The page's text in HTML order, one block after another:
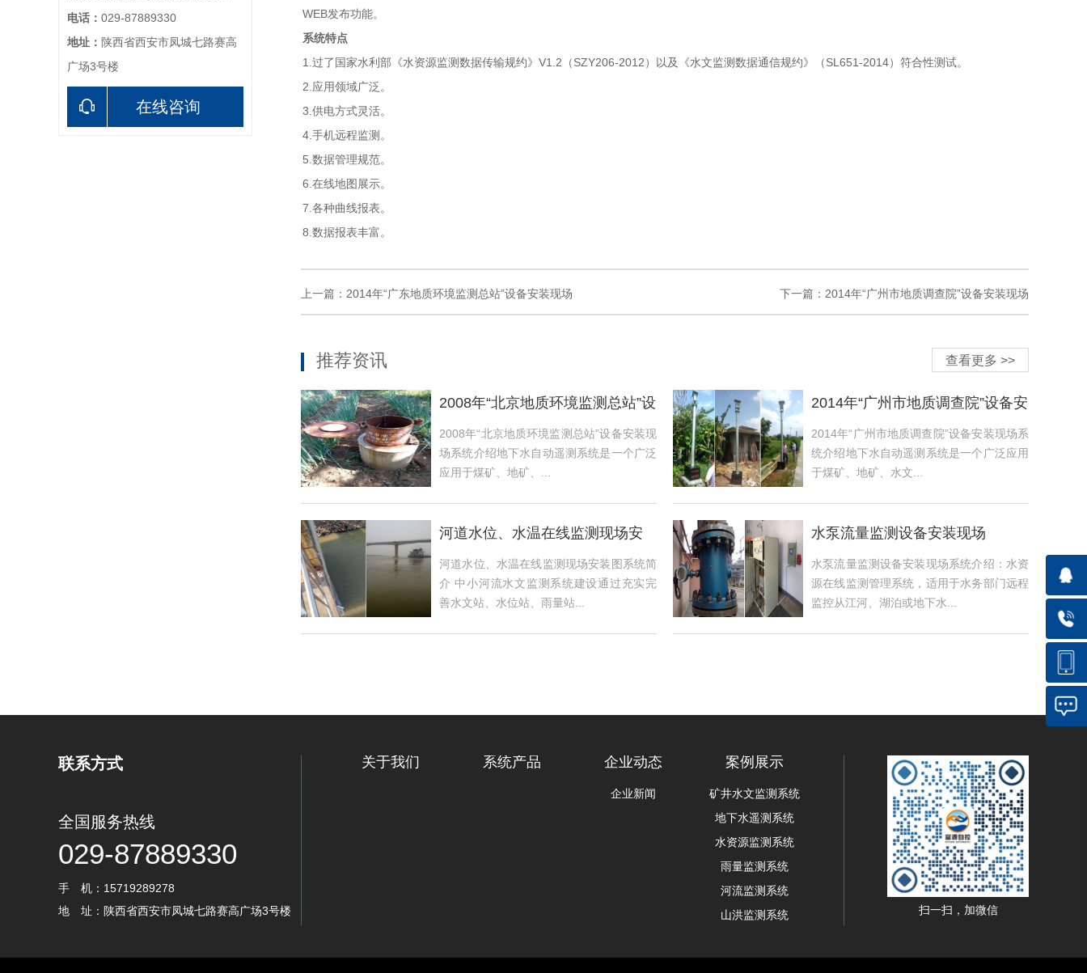
电话： 029-87889330
地址： 陕西省西安市凤城七路赛高
广场3号楼
在线咨询
WEB发布功能。
系统特点
1.过了国家水利部《水资源监测数据传输规约》V1.2（SZY206-2012）以及《水文监测数据通信规约》（SL651-2014）符合性测试。
2.应用领域广泛。
3.供电方式灵活。
4.手机远程监测。
5.数据管理规范。
6.在线地图展示。
7.各种曲线报表。
8.数据报表丰富。
上一篇：2014年“广东地质环境监测总站”设备安装现场 下一篇：2014年“广州市地质调查院”设备安装现场
查看更多 >>
推荐资讯
2008年“北京地质环境监测总站”设
备安
2008年“北京地质环境监测总站”设备安装现
场系统介绍地下水自动遥测系统是一个广泛
应用于煤矿、地矿、...
2014年“广州市地质调查院”设备安
装现
2014年“广州市地质调查院”设备安装现场系
统介绍地下水自动遥测系统是一个广泛应用
于煤矿、地矿、水文...
河道水位、水温在线监测现场安
装图
河道水位、水温在线监测现场安装图系统简
介 中小河流水文监测系统建设通过充实完
善水文站、水位站、雨量站...
水泵流量监测设备安装现场
水泵流量监测设备安装现场系统介绍：水资
源在线监测管理系统，适用于水务部门远程
监控从江河、湖泊或地下水...
联系方式
全国服务热线
029-87889330
手 机：15719289278
地 址：陕西省西安市凤城七路赛高广场3号楼
关于我们 系统产品 企业动态
企业新闻
案例展示
矿井水文监测系统
地下水遥测系统
水资源监测系统
雨量监测系统
河流监测系统
山洪监测系统
扫一扫，加微信